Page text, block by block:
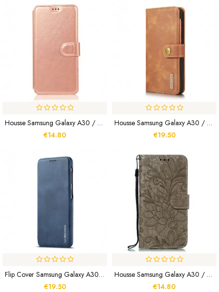
Housse Samsung Galaxy A30 / A20 Silicone Et Simili Cuir
€14.80
Housse Samsung Galaxy A30 / A20 DG. MING Détachable
€19.50
Flip Cover Samsung Galaxy A30 / A20 LC.IMEEKE Effet Cuir
€19.50
Housse Samsung Galaxy A30 / A20 Fleurs Tribales À Lanière
€14.80